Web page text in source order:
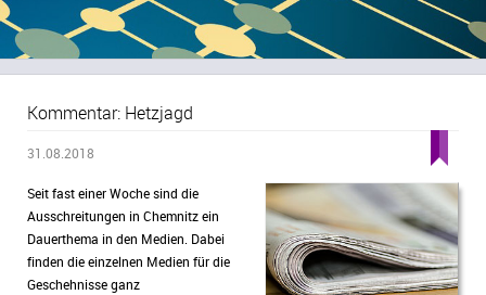
Kommentar: Hetzjagd
31.08.2018
Seit fast einer Woche sind die
Ausschreitungen in Chemnitz ein
Dauerthema in den Medien. Dabei
finden die einzelnen Medien für die
Geschehnisse ganz